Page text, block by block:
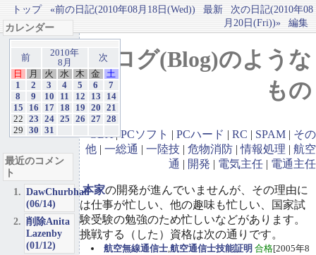
トップ «前の日記(2010年08月18日(Wed)) 最新
次の日記(2010年08
月20日(Fri))»
編集
ブログ(Blog)のような
もの
GBA|PCソフト | PCハード | RC | SPAM | その
他 | 一総通 | 一陸技 | 危物消防 |情報処理 | 航空
通 | 開発 | 電気主任 | 電通主任
本家の開発が進んでいませんが、その理由に
は仕事が忙しい、他の趣味も忙しい、国家試
験受験の勉強のため忙しいなどがあります。
挑戦する（した）資格は次の通りです。
航空無線通信士,航空通信士技能証明 合格[2005年8
カレンダー
前
2010年
8月
次
日
月 火 水 木 金
土
1
2 3 4 5 6
7
8
9 10 11 12 13
14
15
16 17 18 19 20
21
22
23 24 25 26 27 28
29
30 31
最近のコメン
ト
DawChurbhab
(06/14)
削除Anita
Lazenby
(01/12)